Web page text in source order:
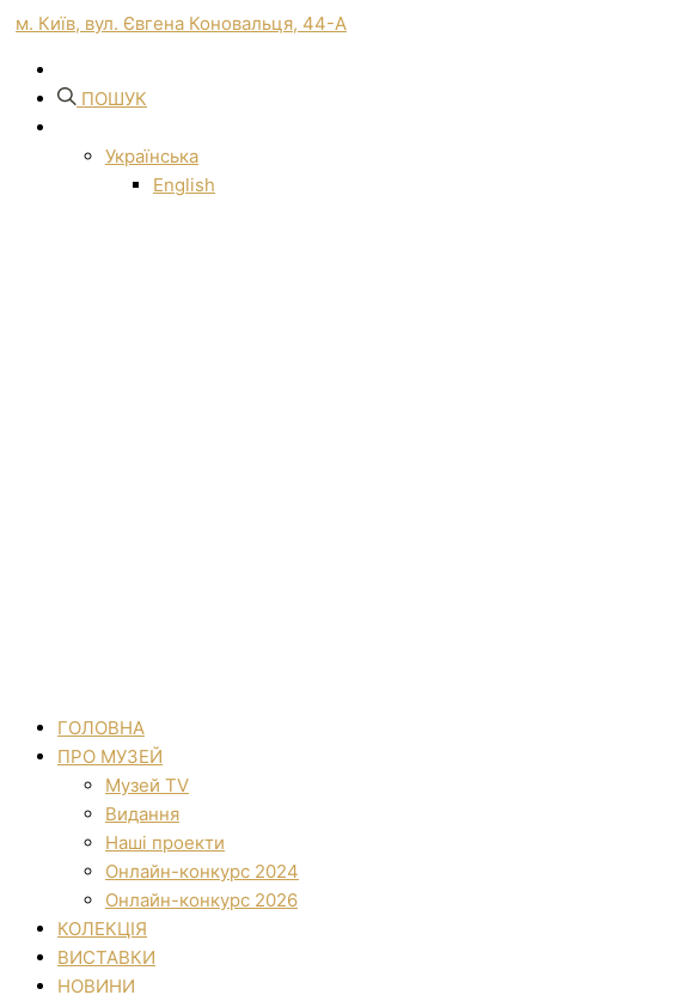
м. Київ, вул. Євгена Коновальця, 44-А
ПОШУК
Українська
English
ГОЛОВНА
ПРО МУЗЕЙ
Музей TV
Видання
Наші проекти
Онлайн-конкурс 2024
Онлайн-конкурс 2026
КОЛЕКЦІЯ
ВИСТАВКИ
НОВИНИ